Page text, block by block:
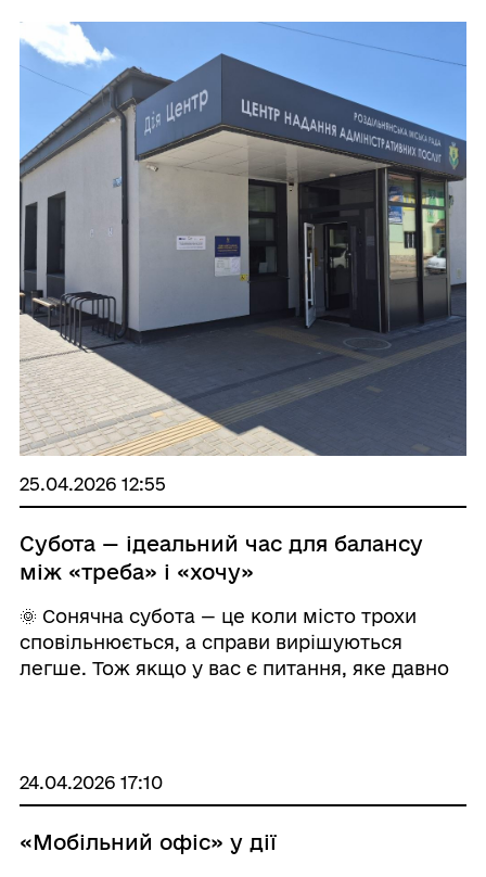
25.04.2026 12:55
Субота — ідеальний час для балансу
між «треба» і «хочу»
🌞 Сонячна субота — це коли місто трохи
сповільнюється, а справи вирішуються
легше. Тож якщо у вас є питання, яке давно
24.04.2026 17:10
«Мобільний офіс» у дії